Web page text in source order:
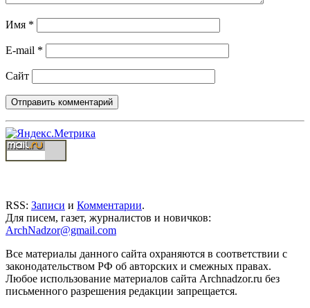
Имя *
E-mail *
Сайт
RSS: Записи и Комментарии.
Для писем, газет, журналистов и новичков:
ArchNadzor@gmail.com
Все материалы данного сайта охраняются в соответствии с
законодательством РФ об авторских и смежных правах.
Любое использование материалов сайта Archnadzor.ru без
письменного разрешения редакции запрещается.